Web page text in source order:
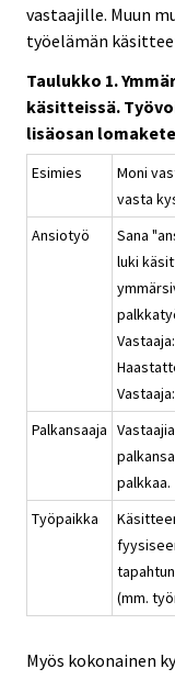
vastaajille. Muun
työelämän
Taulukko 1.
käsitteissä.
lisäosan
Esimies
Moni
vasta
Ansiotyö
Sana
luki
Vastaaja:
Vastaaja:
Palkansaaja
palkkaa.
Työpaikka
(mm.
Myös kokonainen